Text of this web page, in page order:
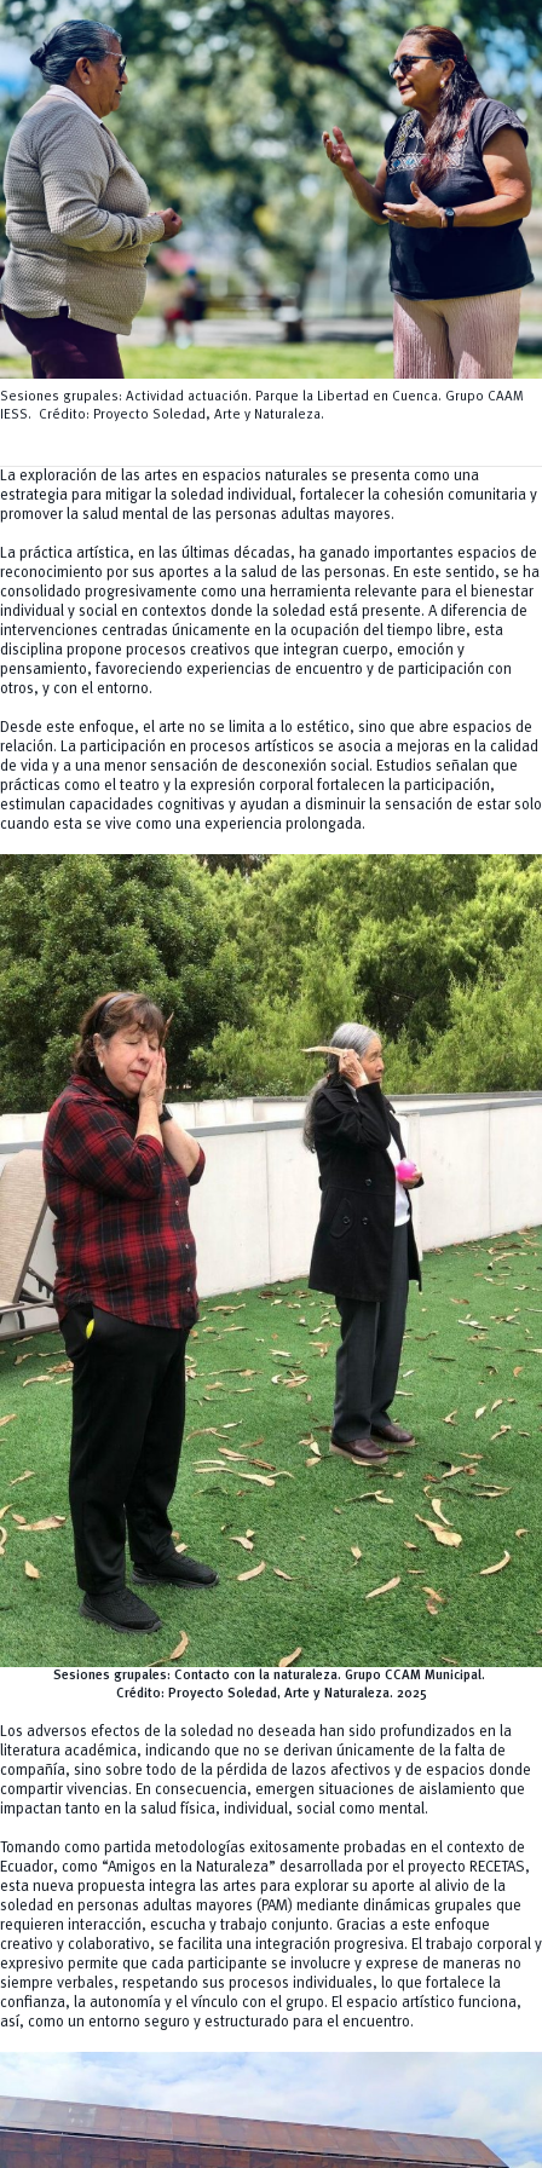
CEISH
Propiedad intelectual
Sesiones grupales: Actividad actuación. Parque la Libertad en Cuenca. Grupo CAAM
IESS. Crédito: Proyecto Soledad, Arte y Naturaleza.
La exploración de las artes en espacios naturales se presenta como una
estrategia para mitigar la soledad individual, fortalecer la cohesión comunitaria y
promover la salud mental de las personas adultas mayores.
La práctica artística, en las últimas décadas, ha ganado importantes espacios de
reconocimiento por sus aportes a la salud de las personas. En este sentido, se ha
consolidado progresivamente como una herramienta relevante para el bienestar
individual y social en contextos donde la soledad está presente. A diferencia de
intervenciones centradas únicamente en la ocupación del tiempo libre, esta
disciplina propone procesos creativos que integran cuerpo, emoción y
pensamiento, favoreciendo experiencias de encuentro y de participación con
otros, y con el entorno.
Desde este enfoque, el arte no se limita a lo estético, sino que abre espacios de
relación. La participación en procesos artísticos se asocia a mejoras en la calidad
de vida y a una menor sensación de desconexión social. Estudios señalan que
prácticas como el teatro y la expresión corporal fortalecen la participación,
estimulan capacidades cognitivas y ayudan a disminuir la sensación de estar solo
cuando esta se vive como una experiencia prolongada.
Sesiones grupales: Contacto con la naturaleza. Grupo CCAM Municipal.
Crédito: Proyecto Soledad, Arte y Naturaleza. 2025
Los adversos efectos de la soledad no deseada han sido profundizados en la
literatura académica, indicando que no se derivan únicamente de la falta de
compañía, sino sobre todo de la pérdida de lazos afectivos y de espacios donde
compartir vivencias. En consecuencia, emergen situaciones de aislamiento que
impactan tanto en la salud física, individual, social como mental.
Tomando como partida metodologías exitosamente probadas en el contexto de
Ecuador, como “Amigos en la Naturaleza” desarrollada por el proyecto RECETAS,
esta nueva propuesta integra las artes para explorar su aporte al alivio de la
soledad en personas adultas mayores (PAM) mediante dinámicas grupales que
requieren interacción, escucha y trabajo conjunto. Gracias a este enfoque
creativo y colaborativo, se facilita una integración progresiva. El trabajo corporal y
expresivo permite que cada participante se involucre y exprese de maneras no
siempre verbales, respetando sus procesos individuales, lo que fortalece la
confianza, la autonomía y el vínculo con el grupo. El espacio artístico funciona,
así, como un entorno seguro y estructurado para el encuentro.